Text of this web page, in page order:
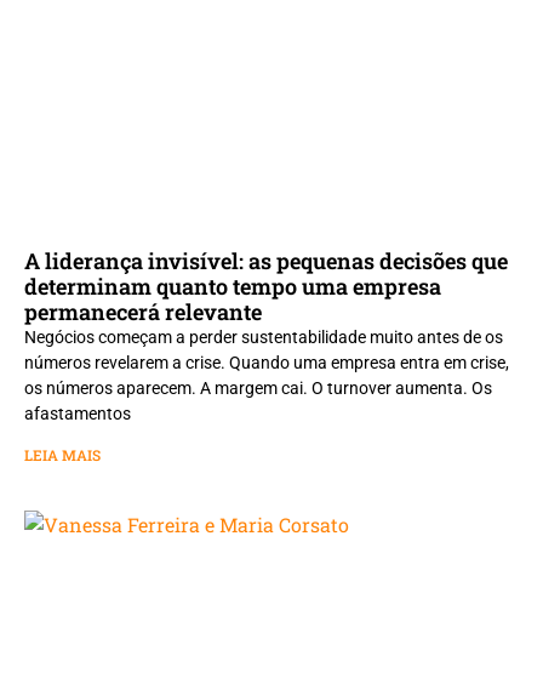
A liderança invisível: as pequenas decisões que
determinam quanto tempo uma empresa
permanecerá relevante
Negócios começam a perder sustentabilidade muito antes de os
números revelarem a crise. Quando uma empresa entra em crise,
os números aparecem. A margem cai. O turnover aumenta. Os
afastamentos
LEIA MAIS